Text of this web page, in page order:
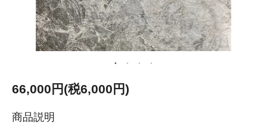
66,000円(税6,000円)
商品説明